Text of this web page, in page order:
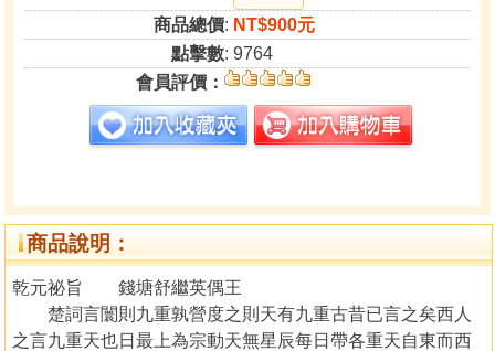
商品總價: NT$900元
點擊數: 9764
會員評價：
商品說明：
乾元祕旨 錢塘舒繼英偶王
楚詞言闤則九重孰營度之則天有九重古昔已言之矣西人
之言九重天也日最上為宗動天無星辰每日帶各重天自東而西